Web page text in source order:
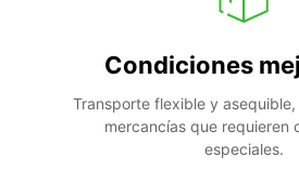
Condiciones
Transporte flexible y
mercancías que requieren
especiales.